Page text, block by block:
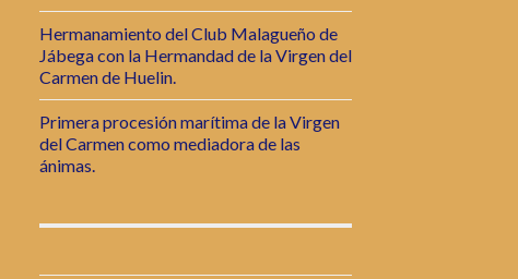
Hermanamiento del Club Malagueño de
Jábega con la Hermandad de la Virgen del
Carmen de Huelin.
Primera procesión marítima de la Virgen
del Carmen como mediadora de las
ánimas.